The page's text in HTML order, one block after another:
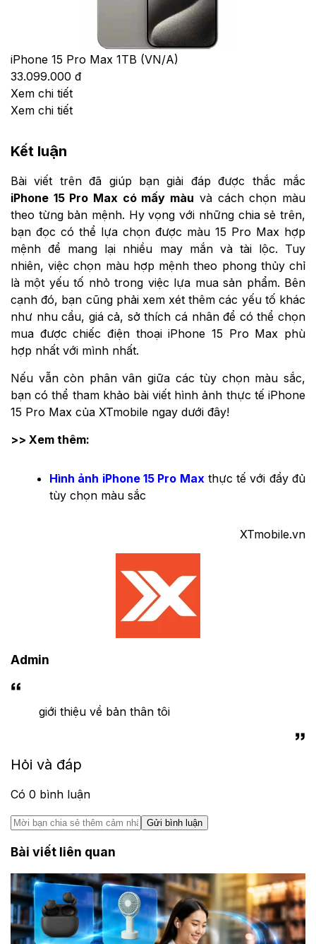
iPhone 15 Pro Max 1TB (VN/A)
33.099.000 đ
Xem chi tiết
Xem chi tiết
Kết luận
Bài viết trên đã giúp bạn giải đáp được thắc mắc
iPhone 15 Pro Max có mấy màu và cách chọn màu
theo từng bản mệnh. Hy vọng với những chia sẻ trên,
bạn đọc có thể lựa chọn được màu 15 Pro Max hợp
mệnh để mang lại nhiều may mắn và tài lộc. Tuy
nhiên, việc chọn màu hợp mệnh theo phong thủy chỉ
là một yếu tố nhỏ trong việc lựa mua sản phẩm. Bên
cạnh đó, bạn cũng phải xem xét thêm các yếu tố khác
như nhu cầu, giá cả, sở thích cá nhân để có thể chọn
mua được chiếc điện thoại iPhone 15 Pro Max phù
hợp nhất với mình nhất.
Nếu vẫn còn phân vân giữa các tùy chọn màu sắc,
bạn có thể tham khảo bài viết hình ảnh thực tế iPhone
15 Pro Max của XTmobile ngay dưới đây!
>> Xem thêm:
Hình ảnh iPhone 15 Pro Maxthực tế với đầy đủ
tùy chọn màu sắc
XTmobile.vn
Admin
giới thiệu về bản thân tôi
Hỏi và đáp
Có 0 bình luận
Gửi bình luận
Bài viết liên quan